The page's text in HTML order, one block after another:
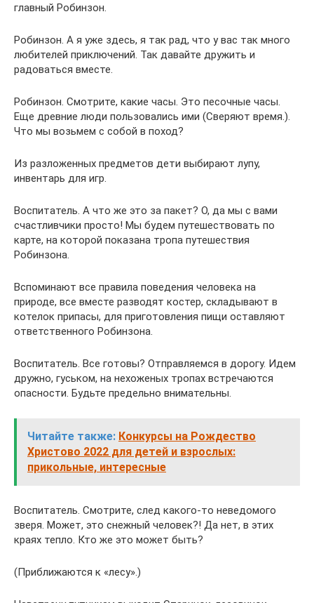
главный Робинзон.
Робинзон. А я уже здесь, я так рад, что у вас так много
любителей приключений. Так давайте дружить и
радоваться вместе.
Робинзон. Смотрите, какие часы. Это песочные часы.
Еще древние люди пользовались ими (Сверяют время.).
Что мы возьмем с собой в поход?
Из разложенных предметов дети выбирают лупу,
инвентарь для игр.
Воспитатель. А что же это за пакет? О, да мы с вами
счастливчики просто! Мы будем путешествовать по
карте, на которой показана тропа путешествия
Робинзона.
Вспоминают все правила поведения человека на
природе, все вместе разводят костер, складывают в
котелок припасы, для приготовления пищи оставляют
ответственного Робинзона.
Воспитатель. Все готовы? Отправляемся в дорогу. Идем
дружно, гуськом, на нехоженых тропах встречаются
опасности. Будьте предельно внимательны.
Читайте также: Конкурсы на Рождество
Христово 2022 для детей и взрослых:
прикольные, интересные
Воспитатель. Смотрите, след какого-то неведомого
зверя. Может, это снежный человек?! Да нет, в этих
краях тепло. Кто же это может быть?
(Приближаются к «лесу».)